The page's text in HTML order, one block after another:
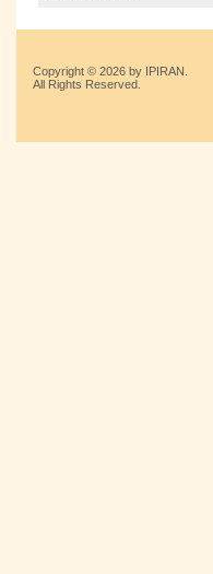
Copyright © 2026 by IPIRAN.
All Rights Reserved.